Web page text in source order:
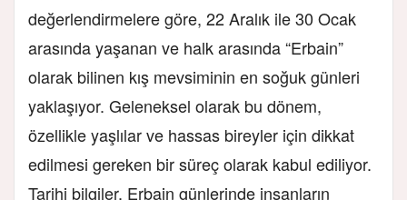
değerlendirmelere göre, 22 Aralık ile 30 Ocak
arasında yaşanan ve halk arasında “Erbain”
olarak bilinen kış mevsiminin en soğuk günleri
yaklaşıyor. Geleneksel olarak bu dönem,
özellikle yaşlılar ve hassas bireyler için dikkat
edilmesi gereken bir süreç olarak kabul ediliyor.
Tarihi bilgiler, Erbain günlerinde insanların